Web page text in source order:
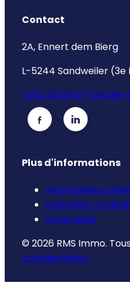
Contact
2A, Ennert dem Bierg
L-5244 Sandweiler (3e
+352 33 66 67-1
Plus d'informations
Informations utiles
Estimation
Honoraires
© 2026 RMS Immo.
confidentialité